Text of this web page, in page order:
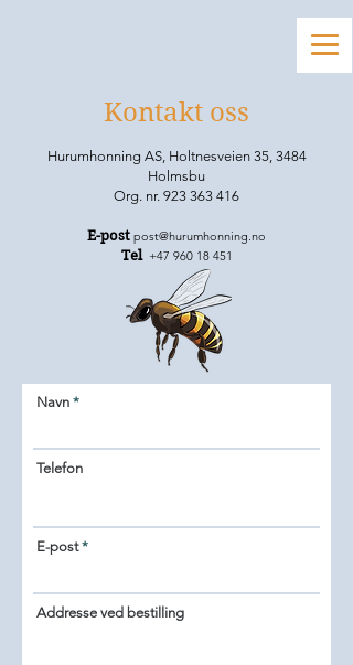
Kontakt oss
Hurumhonning AS, Holtnesveien 35, 3484
Holmsbu
Org. nr. 923 363 416
E-post post@hurumhonning.no
Tel +47 960 18 451
Navn
Telefon
E-post
Addresse ved bestilling